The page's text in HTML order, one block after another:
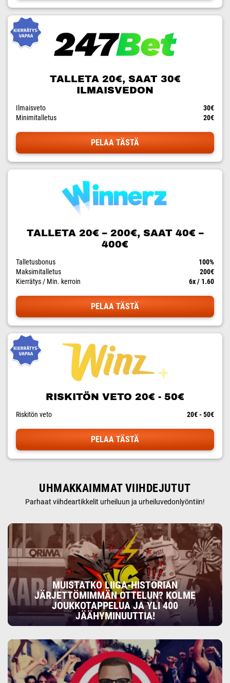
TALLETA 20€, SAAT 30€
ILMAISVEDON
Ilmaisveto
30€
Minimitalletus
20€
PELAA TÄSTÄ
TALLETA 20€ – 200€, SAAT 40€ –
400€
Talletusbonus
100%
Maksimitalletus
200€
Kierrätys / Min. kerroin
6x / 1.60
PELAA TÄSTÄ
RISKITÖN VETO 20€ - 50€
Riskitön veto 20€ - 50€
PELAA TÄSTÄ
UHMAKKAIMMAT VIIHDEJUTUT
Parhaat viihdeartikkelit urheiluun ja urheiluvedonlyöntiin!
MUISTATKO LIIGA-HISTORIAN
JÄRJETTÖMIMMÄN OTTELUN? KOLME
JOUKKOTAPPELUA JA YLI 400
JÄÄHYMINUUTTIA!